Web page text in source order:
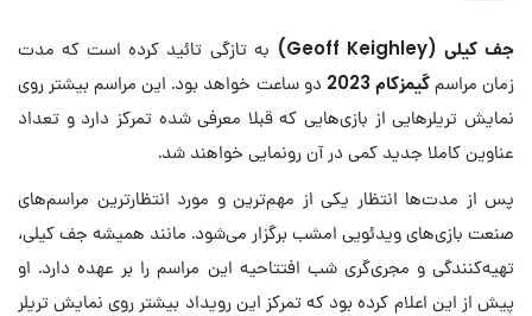
جف کیلی (Geoff Keighley
) به تازگی تائيد کرده است که مدت
زمان مراسمگیمزکام 2023
دو ساعت خواهد بود. این مراسم بیشتر روی
نمایش تریلرهایی از بازی‌هایی که قبلا معرفی شده تمرکز دارد و تعداد
عناوین کاملا جدید کمی در آن رونمایی خواهند شد.
پس از مدت‌ها انتظار یکی از مهم‌ترین و مورد انتظارترین مراسم‌های
صنعت بازی‌های ویدئویی امشب برگزار می‌شود. مانند همیشه جف کیلی،
تهیه‌کنندگی و مجری‌گری شب افتتاحیه این مراسم را بر عهده دارد. او
پیش از این اعلام کرده بود که تمرکز این رویداد بیشتر روی نمایش تریلر